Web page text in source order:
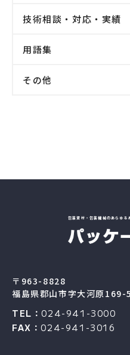
技術相談・対応・実績
用語集
その他
包装資材・包装機械のあらゆる
〒963-8828
福島県郡山市字大河原169-5
TEL：024-941-3000
FAX：024-941-3016